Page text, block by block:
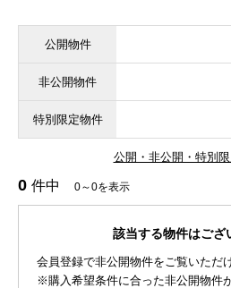
公開物件
非公開物件
特別限定物件
公開・非公開・特別
0 件中 0～0を表示
該当する物件はござ
会員登録で非公開物件をご覧いただ
※購入希望条件に合った非公開物件